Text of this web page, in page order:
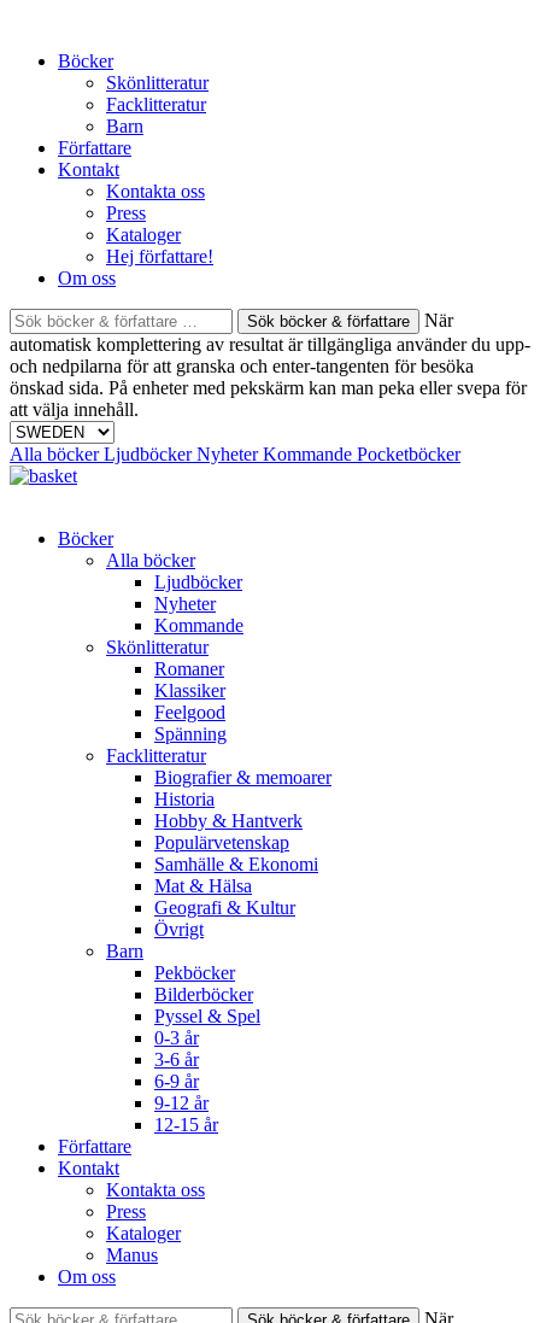
contentBöcker
Skönlitteratur
Facklitteratur
Barn
Författare
Kontakt
Kontakta oss
Press
Kataloger
Hej författare!
Om oss
Sök
böcker
&
författare
efter:
När
automatisk komplettering av resultat är tillgängliga använder du upp-
och nedpilarna för att granska och enter-tangenten för besöka
önskad sida. På enheter med pekskärm kan man peka eller svepa för
att välja innehåll.
Alla böckerLjudböckerNyheterKommande Pocketböcker
Böcker
Alla böcker
Ljudböcker
Nyheter
Kommande
Skönlitteratur
Romaner
Klassiker
Feelgood
Spänning
Facklitteratur
Biografier & memoarer
Historia
Hobby & Hantverk
Populärvetenskap
Samhälle & Ekonomi
Mat & Hälsa
Geografi & Kultur
Övrigt
Barn
Pekböcker
Bilderböcker
Pyssel & Spel
0-3 år
3-6 år
6-9 år
9-12 år
12-15 år
Författare
Kontakt
Kontakta oss
Press
Kataloger
Manus
Om oss
Sök
När